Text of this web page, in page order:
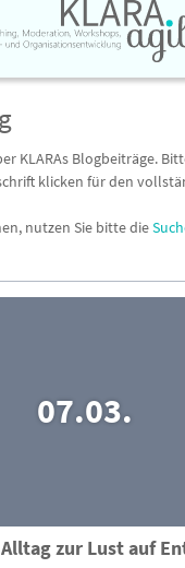
KLARAs Blogbeiträge.
klicken für den
nutzen Sie bitte die
07.03.
zur Lust auf